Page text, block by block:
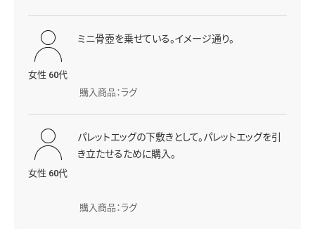
女性 60代
ミニ骨壺を乗せている。イメージ通り。
購入商品：ラグ
女性 60代
パレットエッグの下敷きとして。パレットエッグを引
き立たせるために購入。
購入商品：ラグ